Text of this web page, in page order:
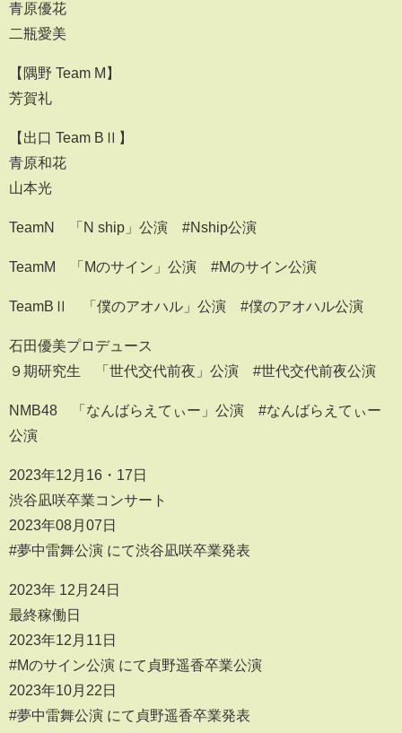
青原優花
二瓶愛美
【隅野 Team M】
芳賀礼
【出口 Team BⅡ】
青原和花
山本光
TeamN 「N ship」公演 #Nship公演
TeamM 「Mのサイン」公演 #Mのサイン公演
TeamBⅡ 「僕のアオハル」公演 #僕のアオハル公演
石田優美プロデュース
９期研究生 「世代交代前夜」公演 #世代交代前夜公演
NMB48 「なんばらえてぃー」公演 #なんばらえてぃー
公演
2023年12月16・17日
渋谷凪咲卒業コンサート
2023年08月07日
#夢中雷舞公演 にて渋谷凪咲卒業発表
2023年 12月24日
最終稼働日
2023年12月11日
#Mのサイン公演 にて貞野遥香卒業公演
2023年10月22日
#夢中雷舞公演 にて貞野遥香卒業発表